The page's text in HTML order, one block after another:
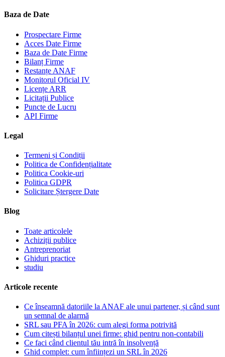
Baza de Date
Prospectare Firme
Acces Date Firme
Baza de Date Firme
Bilanț Firme
Restanțe ANAF
Monitorul Oficial IV
Licențe ARR
Licitații Publice
Puncte de Lucru
API Firme
Legal
Termeni și Condiții
Politica de Confidențialitate
Politica Cookie-uri
Politica GDPR
Solicitare Ștergere Date
Blog
Toate articolele
Achiziții publice
Antreprenoriat
Ghiduri practice
studiu
Articole recente
Ce înseamnă datoriile la ANAF ale unui partener, și când sunt
un semnal de alarmă
SRL sau PFA în 2026: cum alegi forma potrivită
Cum citești bilanțul unei firme: ghid pentru non-contabili
Ce faci când clientul tău intră în insolvență
Ghid complet: cum înființezi un SRL în 2026